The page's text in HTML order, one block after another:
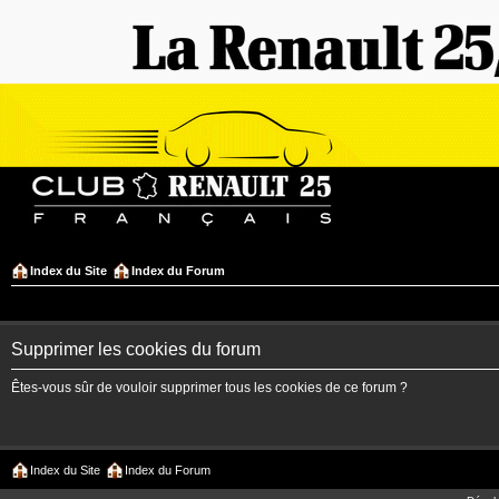
Index du Site Index du Forum
Supprimer les cookies du forum
Êtes-vous sûr de vouloir supprimer tous les cookies de ce forum ?
Index du Site Index du Forum